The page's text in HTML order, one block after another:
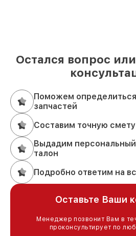
Остался вопрос
Поможем
запчастей
Составим точную
Выдадим
талон
Подробно ответим на
Оставьте Ваши
Менеджер позвонит Вам в
проконсультирует по